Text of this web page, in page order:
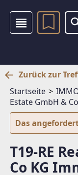
Zurück zur
Startseite
Estate GmbH &
Das
T19-RE
Co KG